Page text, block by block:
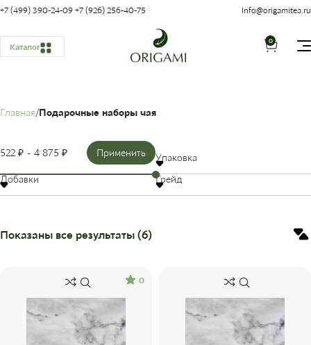
+7 (499) 390-24-09 +7 (926) 256-40-75 Info@origamitea.ru
Каталог
0
Главная Подарочные наборы чая
Показаны все результаты (6)
Применить
522 ₽ 4 875 ₽
Упаковка
Добавки
Грейд
0